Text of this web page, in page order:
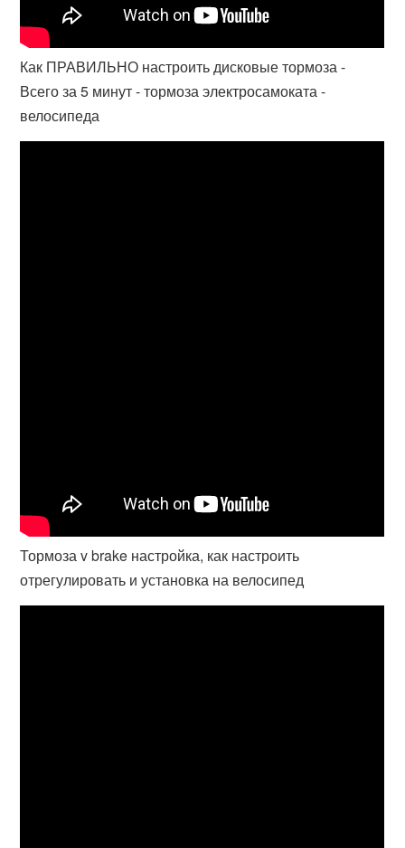
Как ПРАВИЛЬНО настроить дисковые тормоза -
Всего за 5 минут - тормоза электросамоката -
велосипеда
Тормоза v brake настройка, как настроить
отрегулировать и установка на велосипед